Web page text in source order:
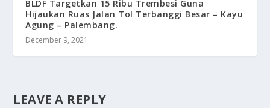
BLDF Targetkan 15 Ribu Trembesi Guna
Hijaukan Ruas Jalan Tol Terbanggi Besar – Kayu
Agung – Palembang.
December 9, 2021
LEAVE A REPLY